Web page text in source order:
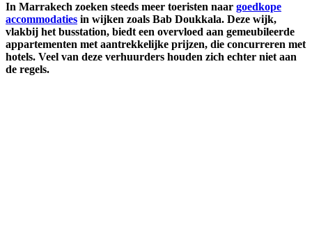
In Marrakech zoeken steeds meer toeristen naar goedkope
accommodaties in wijken zoals Bab Doukkala. Deze wijk,
vlakbij het busstation, biedt een overvloed aan gemeubileerde
appartementen met aantrekkelijke prijzen, die concurreren met
hotels. Veel van deze verhuurders houden zich echter niet aan
de regels.